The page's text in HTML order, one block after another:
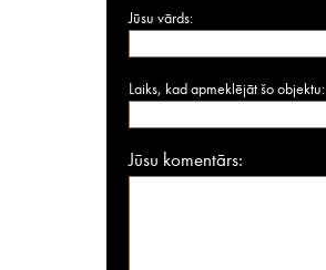
Jūsu vārds:
Laiks, kad apmeklējāt šo objektu:
Jūsu komentārs: